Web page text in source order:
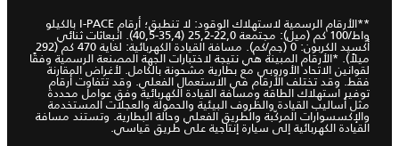
**الأرقام الرسمية لاستهلاك الوقود: لا تنطبق؛ أرقام I-PACE بالكيلو
واط/100 كم (ميل): مجتمعة 22,0-25,2 (35,4-40,5). انبعاثات ثنائي
أكسيد الكربون: 0 (جم/كم). مسافة القيادة الكهربائية: لغاية 470 كم (292
ميلاً). *الأرقام المبينة هي نتيجة لاختبارات الجهة المصنعة الرسمية وفقًا
لقوانين الاتحاد الأوروبي مع بطارية مشحونة بالكامل. لأغراض المقارنة
فقط. وقد تختلف الأرقام في الاستعمال الفعلي. وقد تتفاوت أرقام
توفير استهلاك الطاقة ومسافة القيادة الكهربائية وفق عوامل محددة
مثل أساليب القيادة والظروف البيئية والحمولة والعجلات المستخدمة
والإكسسوارات المركّبة والطريق الفعلي وحالة البطارية. وتستند مسافة
القيادة الكهربائية إلى سيارة إنتاجية على طريق قياسي.